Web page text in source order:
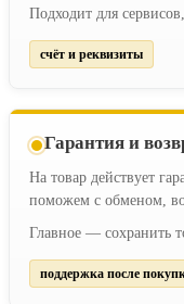
Подходит для
счёт и реквизиты
Гарантия и
На товар действует
поможем с обменом,
Главное — сохранить
поддержка после